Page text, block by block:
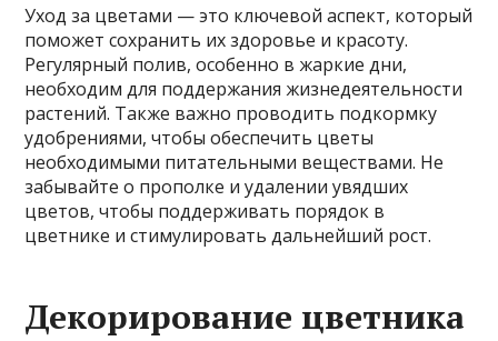
Уход за цветами — это ключевой аспект, который
поможет сохранить их здоровье и красоту.
Регулярный полив, особенно в жаркие дни,
необходим для поддержания жизнедеятельности
растений. Также важно проводить подкормку
удобрениями, чтобы обеспечить цветы
необходимыми питательными веществами. Не
забывайте о прополке и удалении увядших
цветов, чтобы поддерживать порядок в
цветнике и стимулировать дальнейший рост.
Декорирование цветника